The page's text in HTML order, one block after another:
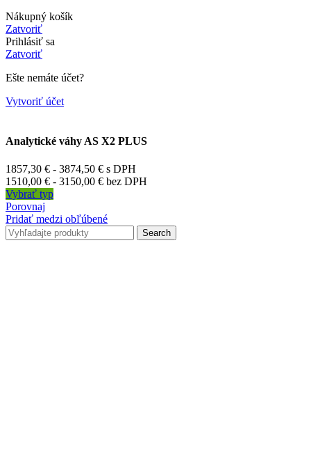
Nákupný košík
Zatvoriť
Prihlásiť sa
Zatvoriť
Ešte nemáte účet?
Vytvoriť účet
Analytické váhy AS X2 PLUS
1857,30 € - 3874,50 € s DPH
1510,00 € - 3150,00 € bez DPH
Vybrať typ
Porovnaj
Pridať medzi obľúbené
Search